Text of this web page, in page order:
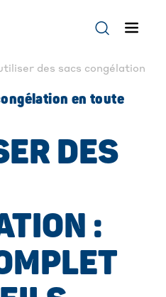
des sacs congélation :
en toute
DES
: